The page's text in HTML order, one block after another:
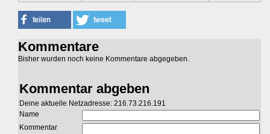
Kommentare
Bisher wurden noch keine Kommentare abgegeben.
Kommentar abgeben
Deine aktuelle Netzadresse: 216.73.216.191
Name
Kommentar